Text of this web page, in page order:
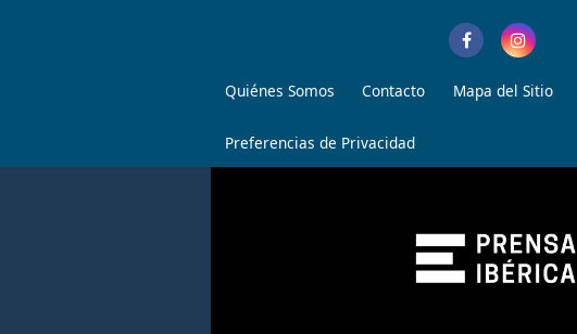
Quiénes Somos Contacto Mapa del Sitio
Preferencias de Privacidad